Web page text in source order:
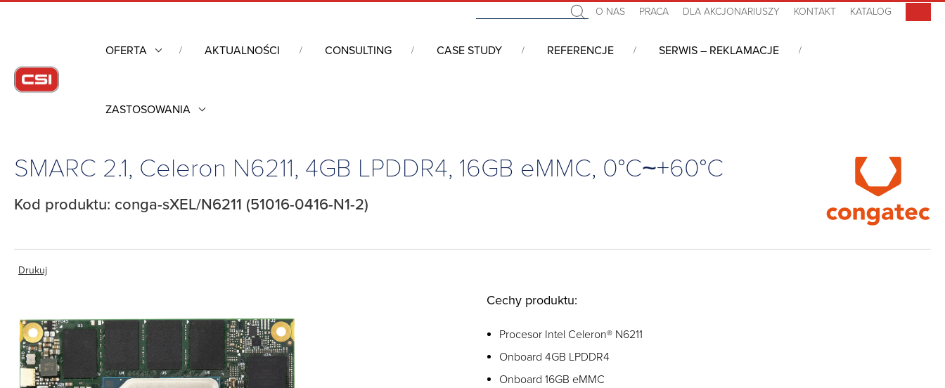
O NAS PRACA DLA AKCJONARIUSZY KONTAKT KATALOG
OFERTA AKTUALNOŚCI CONSULTING CASE STUDY REFERENCJE SERWIS – REKLAMACJE
ZASTOSOWANIA
Komputery przemysłowe
SMARC 2.1, Celeron N6211, 4GB LPDDR4, 16GB eMMC, 0°C~+60°C
Kod produktu: conga-sXEL/N6211 (51016-0416-N1-2)
Drukuj
Cechy produktu:
Procesor Intel Celeron® N6211
Onboard 4GB LPDDR4
Onboard 16GB eMMC